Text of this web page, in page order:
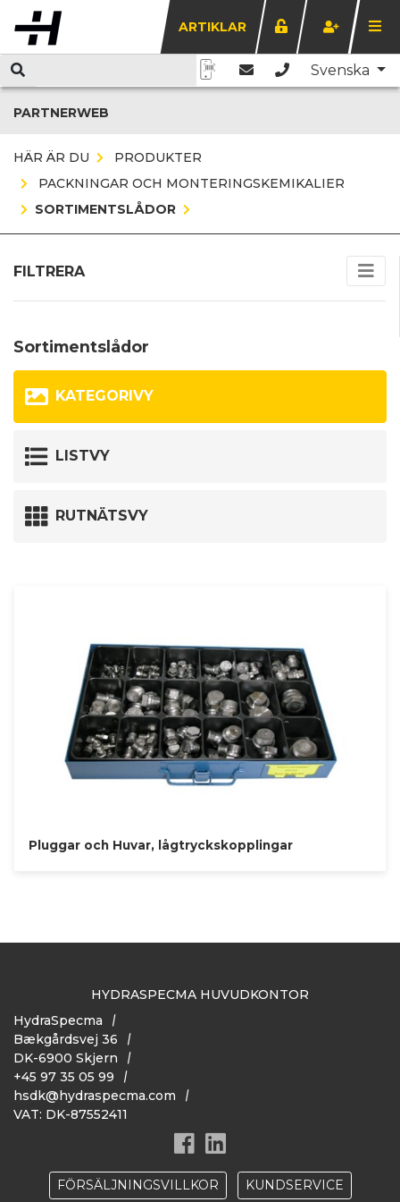
ARTIKLAR
Svenska
PARTNERWEB
HÄR ÄR DU
PRODUKTER
PACKNINGAR OCH MONTERINGSKEMIKALIER
SORTIMENTSLÅDOR
FILTRERA
Sortimentslådor
KATEGORIVY
LISTVY
RUTNÄTSVY
Pluggar och Huvar, lågtryckskopplingar
HYDRASPECMA HUVUDKONTOR
HydraSpecma
Bækgårdsvej 36
DK-6900 Skjern
+45 97 35 05 99
hsdk@hydraspecma.com
VAT: DK-87552411
FÖRSÄLJNINGSVILLKOR KUNDSERVICE